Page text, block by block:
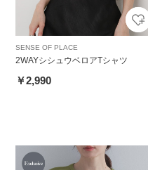
SENSE OF PLACE
2WAYシシュウベロアTシャツ
￥2,990